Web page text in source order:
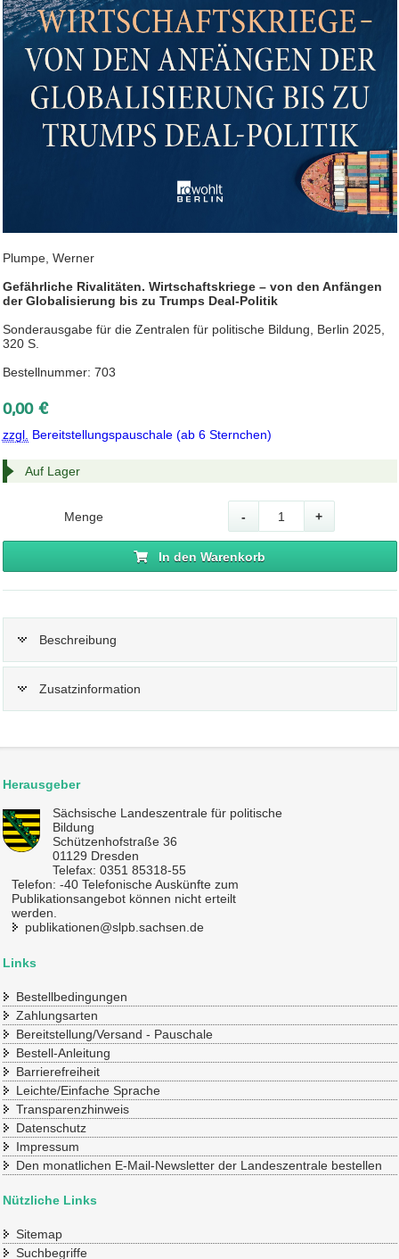
Plumpe, Werner
Gefährliche Rivalitäten. Wirtschaftskriege – von den Anfängen
der Globalisierung bis zu Trumps Deal-Politik
Sonderausgabe für die Zentralen für politische Bildung, Berlin 2025,
320 S.
Bestellnummer: 703
0,00 €
zzgl. Bereitstellungspauschale (ab 6 Sternchen)
Auf Lager
Menge - +
In den Warenkorb
Beschreibung
Zusatzinformation
Herausgeber
Sächsische Landeszentrale für politische
Bildung
Schützenhofstraße 36
01129 Dresden
Telefax: 0351 85318-55
Telefon: -40 Telefonische Auskünfte zum
Publikationsangebot können nicht erteilt
werden.
publikationen@slpb.sachsen.de
Links
Bestellbedingungen
Zahlungsarten
Bereitstellung/Versand - Pauschale
Bestell-Anleitung
Barrierefreiheit
Leichte/Einfache Sprache
Transparenzhinweis
Datenschutz
Impressum
Den monatlichen E-Mail-Newsletter der Landeszentrale bestellen
Nützliche Links
Sitemap
Suchbegriffe